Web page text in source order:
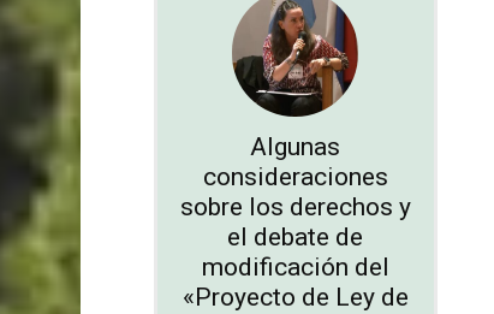
Algunas
consideraciones
sobre los derechos y
el debate de
modificación del
«Proyecto de Ley de